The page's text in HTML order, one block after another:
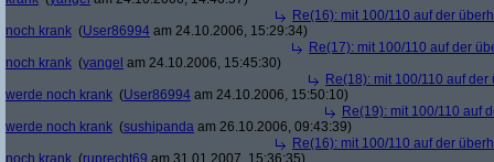
Re(16): mit 100/110 auf der
noch krank (User86994 am 24.10.2006, 15:29:34)
Re(17): mit 100/110 auf der
noch krank (yangel am 24.10.2006, 15:45:30)
Re(18): mit 100/110 auf
werde noch krank (User86994 am 24.10.2006, 15:50:10)
Re(19): mit 100/110 auf
werde noch krank (sushipanda am 26.10.2006, 09:43:39)
Re(16): mit 100/110 auf der
noch krank (ruprecht69 am 31.01.2007, 15:36:35)